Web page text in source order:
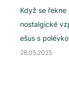
Když se řekne
nostalgické
ešus s
zážitek.
28.05.2025